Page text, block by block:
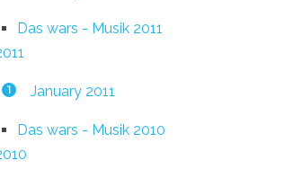
Das wars - Musik 2011
1 January 2011
Das wars - Musik 2010